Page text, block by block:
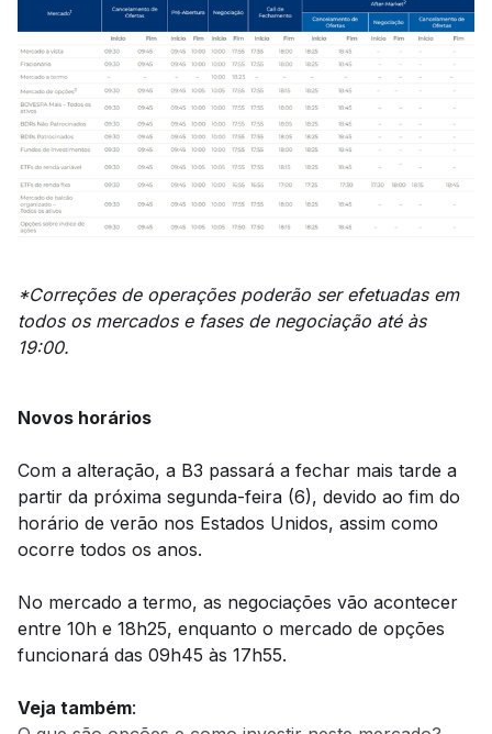
*Correções de operações poderão ser efetuadas em
todos os mercados e fases de negociação até às
19:00.
Novos horários
Com a alteração, a B3 passará a fechar mais tarde a
partir da próxima segunda-feira (6), devido ao fim do
horário de verão nos Estados Unidos, assim como
ocorre todos os anos.
No mercado a termo, as negociações vão acontecer
entre 10h e 18h25, enquanto o mercado de opções
funcionará das 09h45 às 17h55.
Veja também: